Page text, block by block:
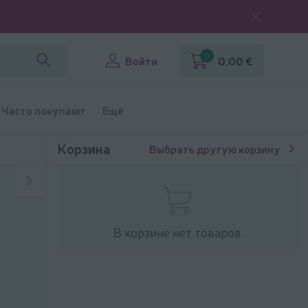
Войти 0 0,00 €
Часто покупают Ещё
Корзина Выбрать другую корзину
В корзине нет товаров